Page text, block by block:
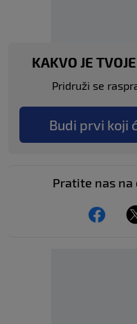
KAKVO JE
Pridruži se
Budi prvi koji
Pratite nas